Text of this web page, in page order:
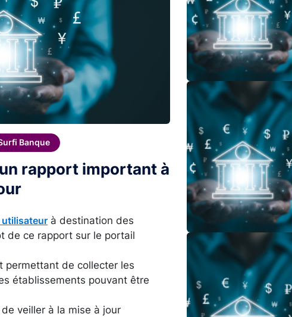
rapport important à
Banque
utilisateur à destination des
de ce rapport sur le portail
permettant de collecter les
établissements pouvant être
veiller à la mise à jour
Image
Image